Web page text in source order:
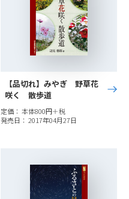
【品切れ】みやぎ 野草花
咲く 散歩道
定価： 本体800円＋税
発売日： 2017年04月27日